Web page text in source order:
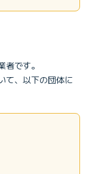
です。
て、以下の団体に